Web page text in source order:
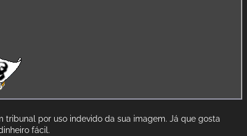
tribunal por uso indevido da sua imagem. Já que gosta
fácil.